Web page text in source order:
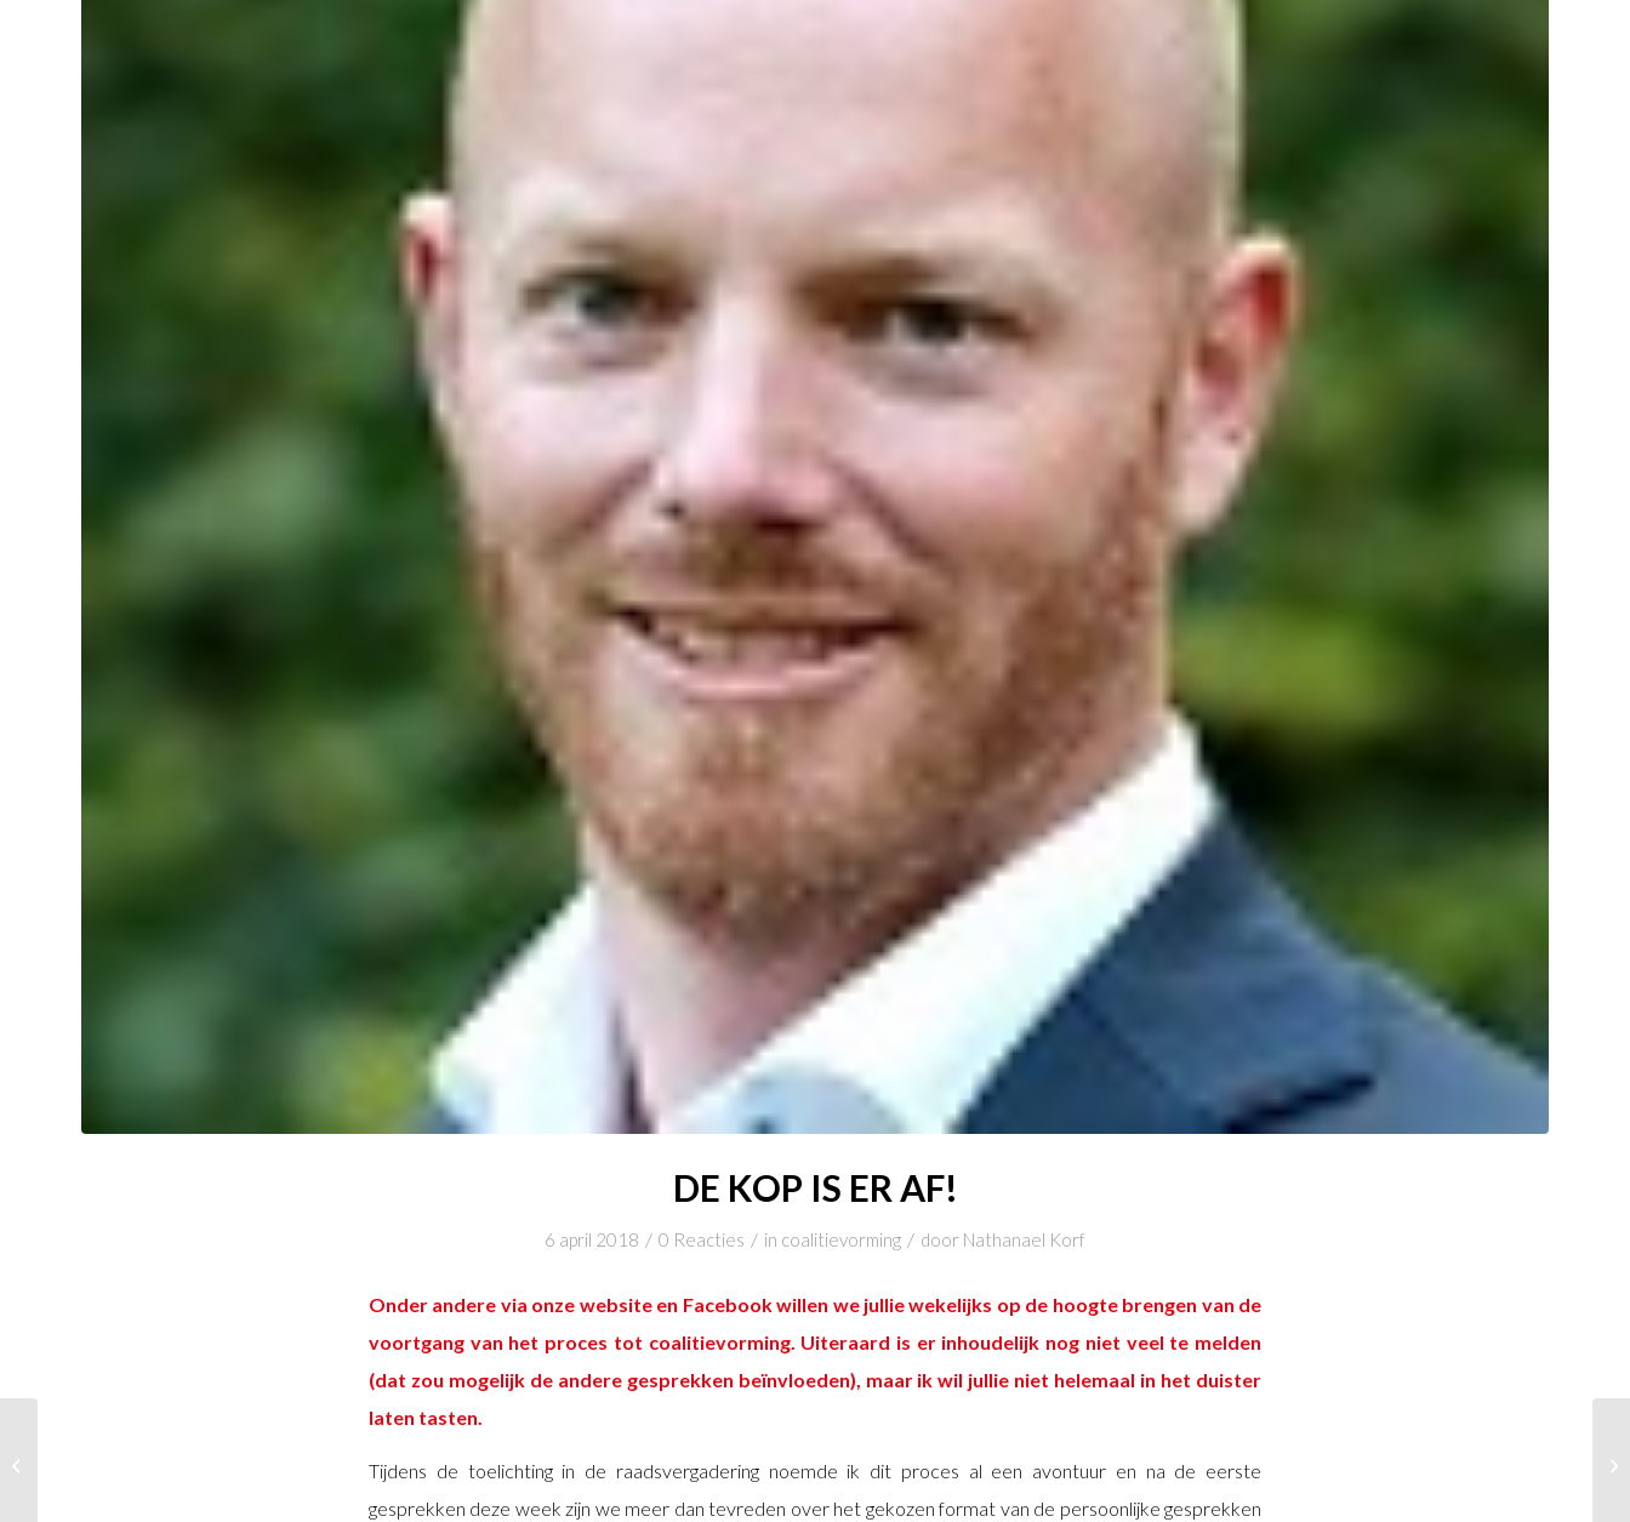
DE KOP IS ER AF!
6 april 2018 / 0 Reacties / in coalitievorming / door Nathanael Korf
Onder andere via onze website en Facebook willen we jullie wekelijks op de hoogte brengen van de
voortgang van het proces tot coalitievorming. Uiteraard is er inhoudelijk nog niet veel te melden
(dat zou mogelijk de andere gesprekken beïnvloeden), maar ik wil jullie niet helemaal in het duister
laten tasten.
Tijdens de toelichting in de raadsvergadering noemde ik dit proces al een avontuur en na de eerste
gesprekken deze week zijn we meer dan tevreden over het gekozen format van de persoonlijke gesprekken